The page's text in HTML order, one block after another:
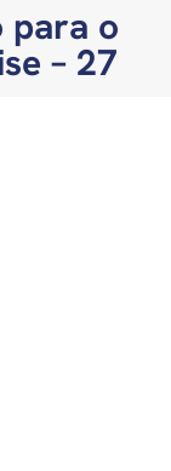
para o
– 27